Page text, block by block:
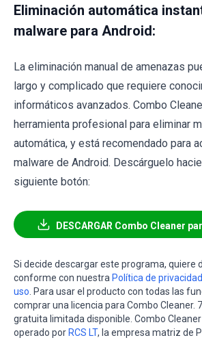
Eliminación automática
malware para Android:
La eliminación manual de amenazas
largo y complicado que requiere
informáticos avanzados. Combo
herramienta profesional para eliminar
automática, y está recomendado para
malware de Android. Descárguelo
siguiente botón:
DESCARGAR Combo Cleaner
Si decide descargar este programa, quiere
conforme con nuestra Política de privacidad
uso . Para usar el producto con todas las
comprar una licencia para Combo Cleaner.
gratuita limitada disponible. Combo
operado por RCS LT, la empresa matriz de